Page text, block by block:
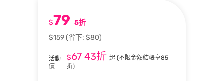
$79 5折
$159(省下: $80)
活動
價
$6743折 起 (不限金額結帳享85
折)